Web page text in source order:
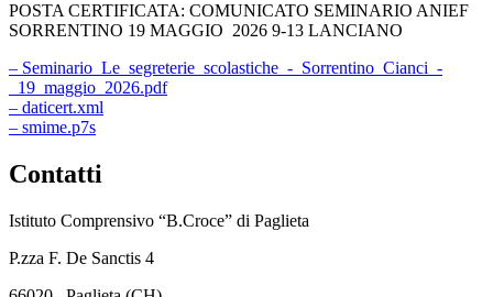
POSTA CERTIFICATA: COMUNICATO SEMINARIO ANIEF
SORRENTINO 19 MAGGIO 2026 9-13 LANCIANO
– Seminario_Le_segreterie_scolastiche_-_Sorrentino_Cianci_-
_19_maggio_2026.pdf
– daticert.xml
– smime.p7s
Contatti
Istituto Comprensivo “B.Croce” di Paglieta
P.zza F. De Sanctis 4